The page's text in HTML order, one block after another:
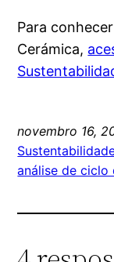
Para
Cerámica,
novembro 16,
análise de ciclo